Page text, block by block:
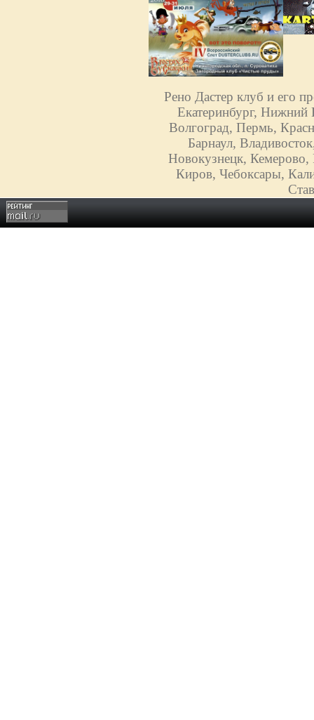
Рено Дастер клуб и его
Екатеринбург, Нижний
Волгоград, Пермь,
Барнаул,
Новокузнецк,
Киров, Чебоксары,